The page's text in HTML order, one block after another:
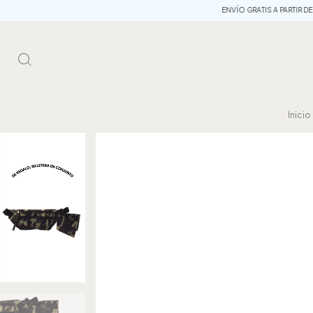
ENVÍO GRATIS A PARTIR DE $80.000 . 3
Inicio